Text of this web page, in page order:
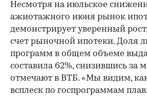
Несмотря на июльское
ажиотажного июня рынок
демонстрирует уверенный
счет рыночной ипотеки. Доля
программ в общем объеме
составила 62%, снизившись за
отмечают в ВТБ. «Мы видим,
всплеск по госпрограммам